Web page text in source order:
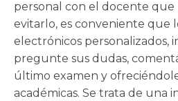
personal con el docente que
evitarlo, es conveniente que
electrónicos personalizados,
pregunte sus dudas,
último examen y
académicas. Se trata de una